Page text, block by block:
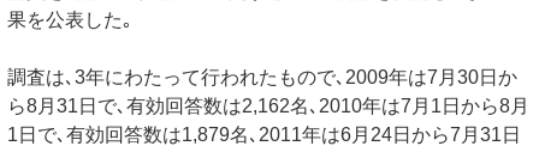
果を公表した｡
調査は､3年にわたって行われたもので､2009年は7月30日か
ら8月31日で､有効回答数は2,162名､2010年は7月1日から8月
1日で､有効回答数は1,879名､2011年は6月24日から7月31日